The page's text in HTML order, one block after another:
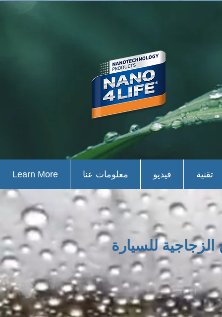
للسيارة
Learn More معلومات عنا فيديو تقنية